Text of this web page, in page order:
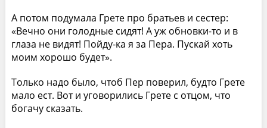
А потом подумала Грете про братьев и сестер:
«Вечно они голодные сидят! А уж обновки-то и в
глаза не видят! Пойду-ка я за Пера. Пускай хоть
моим хорошо будет».
Только надо было, чтоб Пер поверил, будто Грете
мало ест. Вот и уговорились Грете с отцом, что
богачу сказать.